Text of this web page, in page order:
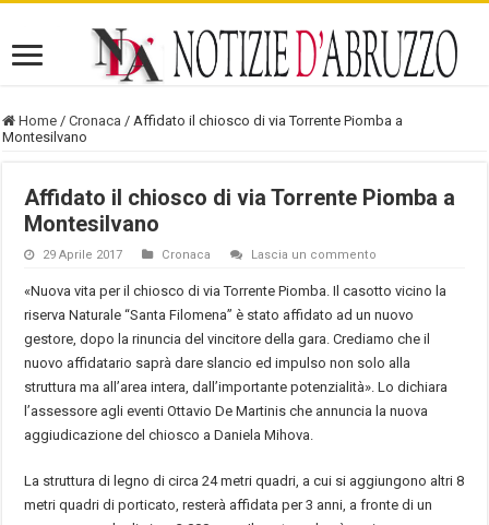
Home / Cronaca / Affidato il chiosco di via Torrente Piomba a
Montesilvano
Affidato il chiosco di via Torrente Piomba a
Montesilvano
29 Aprile 2017 Cronaca Lascia un commento
«Nuova vita per il chiosco di via Torrente Piomba. Il casotto vicino la
riserva Naturale “Santa Filomena” è stato affidato ad un nuovo
gestore, dopo la rinuncia del vincitore della gara. Crediamo che il
nuovo affidatario saprà dare slancio ed impulso non solo alla
struttura ma all’area intera, dall’importante potenzialità». Lo dichiara
l’assessore agli eventi Ottavio De Martinis che annuncia la nuova
aggiudicazione del chiosco a Daniela Mihova.
La struttura di legno di circa 24 metri quadri, a cui si aggiungono altri 8
metri quadri di porticato, resterà affidata per 3 anni, a fronte di un